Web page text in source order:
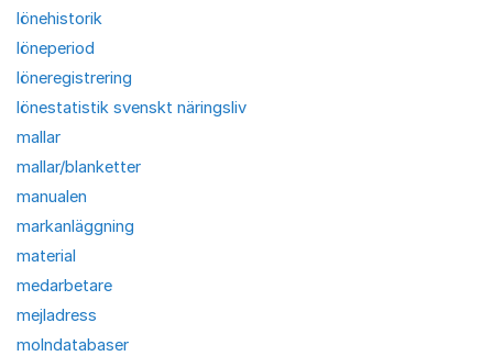
lönehistorik
löneperiod
löneregistrering
lönestatistik svenskt näringsliv
mallar
mallar/blanketter
manualen
markanläggning
material
medarbetare
mejladress
molndatabaser